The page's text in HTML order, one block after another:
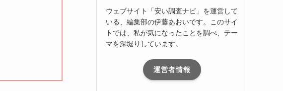
ウェブサイト「安い調査ナビ」を運営して
いる、編集部の伊藤あおいです。このサイ
トでは、私が気になったことを調べ、テー
マを深堀りしています。
運営者情報